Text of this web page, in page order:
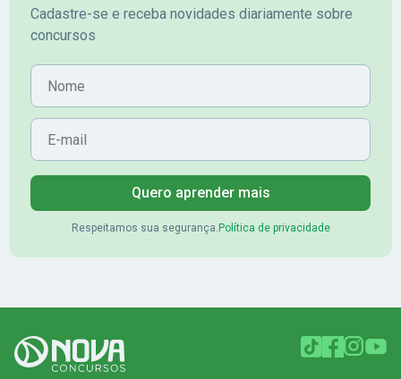
Cadastre-se e receba novidades diariamente sobre
concursos
Nome
E-mail
Quero aprender mais
Respeitamos sua segurança. Política de privacidade